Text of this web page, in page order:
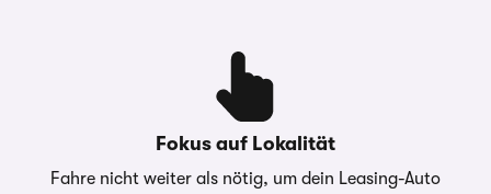
Effektiver Jahreszins 6,29 %
Fokus auf Lokalität
Fahre nicht weiter als nötig, um dein Leasing-Auto